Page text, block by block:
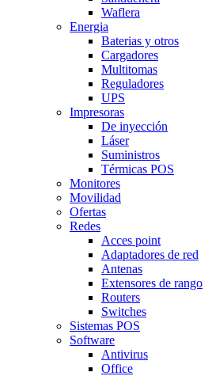
Waflera
Energia
Baterias y otros
Cargadores
Multitomas
Reguladores
UPS
Impresoras
De inyección
Láser
Suministros
Térmicas POS
Monitores
Movilidad
Ofertas
Redes
Acces point
Adaptadores de red
Antenas
Extensores de rango
Routers
Switches
Sistemas POS
Software
Antivirus
Office